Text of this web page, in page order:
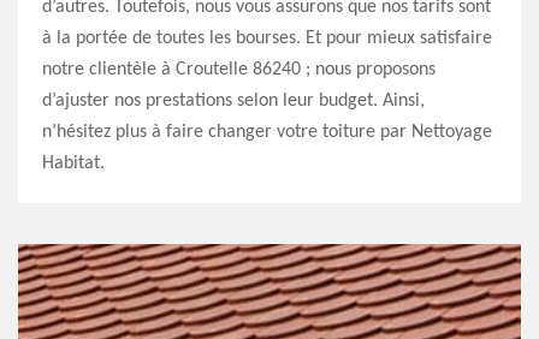
d’autres. Toutefois, nous vous assurons que nos tarifs sont
à la portée de toutes les bourses. Et pour mieux satisfaire
notre clientèle à Croutelle 86240 ; nous proposons
d’ajuster nos prestations selon leur budget. Ainsi,
n’hésitez plus à faire changer votre toiture par Nettoyage
Habitat.